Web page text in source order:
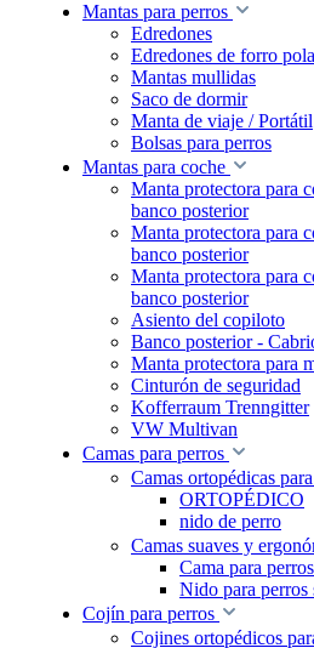
Mantas para perros
Edredones
Edredones de forro
Mantas mullidas
Saco de dormir
Manta de viaje / Portátil
Bolsas para perros
Mantas para coche
Manta protectora para
banco posterior
Manta protectora para
banco posterior
Manta protectora para
banco posterior
Asiento del copiloto
Banco posterior -
Manta protectora para
Cinturón de seguridad
Kofferraum Trenngitter
VW Multivan
Camas para perros
Camas ortopédicas
ORTOPÉDICO
nido de perro
Camas suaves y
Cama para
Nido para perros
Cojín para perros
Cojines ortopédicos